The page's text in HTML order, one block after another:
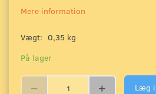
Mere information
Vægt: 0,35 kg
På lager
Læg